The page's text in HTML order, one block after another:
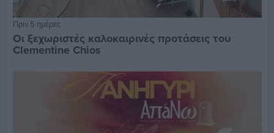
Πριν 5 ημέρες
Οι ξεχωριστές καλοκαιρινές προτάσεις του
Clementine Chios